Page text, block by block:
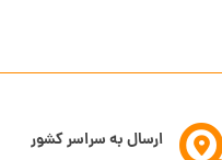
ارسال به سراسر کشور